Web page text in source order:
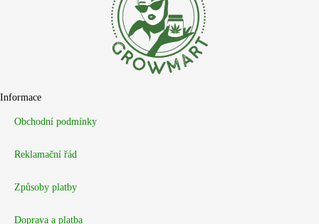
Informace
Obchodní podmínky
Reklamační řád
Způsoby platby
Doprava a platba